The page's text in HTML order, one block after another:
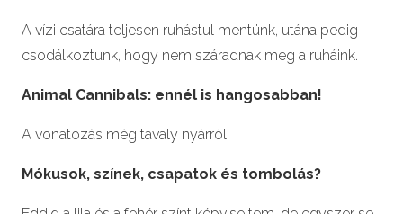
A vízi csatára teljesen ruhástul mentünk, utána pedig
csodálkoztunk, hogy nem száradnak meg a ruháink.
Animal Cannibals: ennél is hangosabban!
A vonatozás még tavaly nyárról.
Mókusok, színek, csapatok és tombolás?